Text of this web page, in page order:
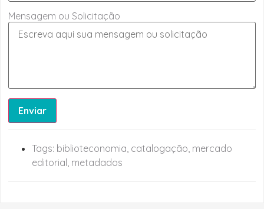
Mensagem ou Solicitação
Enviar
Tags: biblioteconomia, catalogação, mercado
editorial , metadados